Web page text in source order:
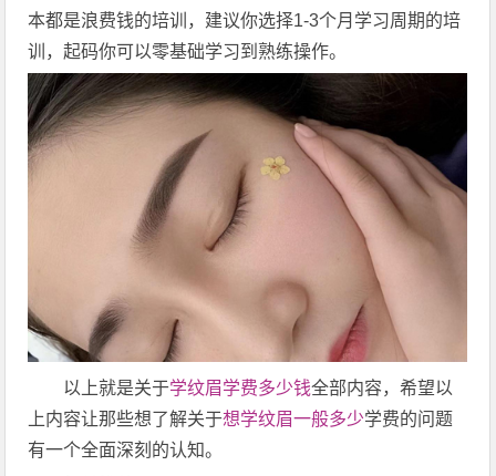
本都是浪费钱的培训，建议你选择1-3个月学习周期的培
训，起码你可以零基础学习到熟练操作。
以上就是关于学纹眉学费多少钱全部内容，希望以
上内容让那些想了解关于想学纹眉一般多少学费的问题
有一个全面深刻的认知。